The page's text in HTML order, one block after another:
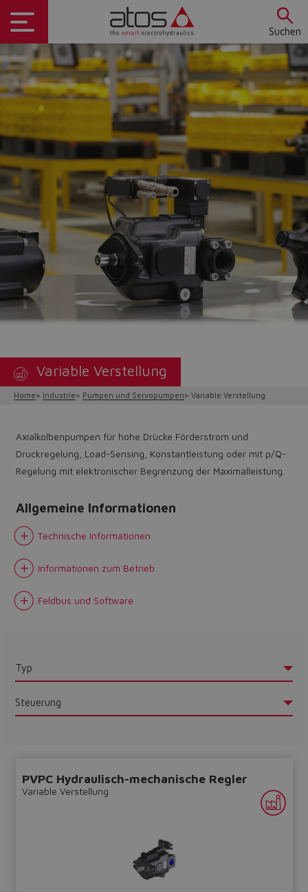
Suchen
lost.
Variable Verstellung
Home Industrie Pumpen und Servopumpen Variable Verstellung
Axialkolbenpumpen für hohe Drücke Förderstrom und
Druckregelung, Load-Sensing, Konstantleistung oder mit p/Q-
Regelung mit elektronischer Begrenzung der Maximalleistung.
Allgemeine Informationen
Technische Informationen
Informationen zum Betrieb
Feldbus und Software
Typ
Steuerung
PVPC Hydraulisch-mechanische Regler
Variable Verstellung